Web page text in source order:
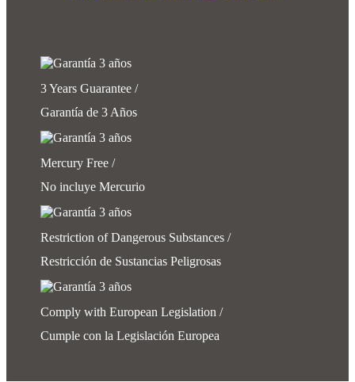
3 Years Guarantee /
Garantía de 3 Años
Mercury Free /
No incluye Mercurio
Restriction of Dangerous Substances /
Restricción de Sustancias Peligrosas
Comply with European Legislation /
Cumple con la Legislación Europea